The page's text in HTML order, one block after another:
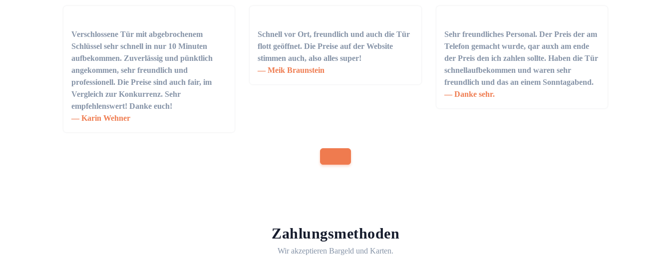
Verschlossene Tür mit abgebrochenem
Schlüssel sehr schnell in nur 10 Minuten
aufbekommen. Zuverlässig und pünktlich
angekommen, sehr freundlich und
professionell. Die Preise sind auch fair, im
Vergleich zur Konkurrenz. Sehr
empfehlenswert! Danke euch!
Karin Wehner
Schnell vor Ort, freundlich und auch die Tür
flott geöffnet. Die Preise auf der Website
stimmen auch, also alles super!
Meik Braunstein
Sehr freundliches Personal. Der Preis der am
Telefon gemacht wurde, qar auxh am ende
der Preis den ich zahlen sollte. Haben die Tür
schnellaufbekommen und waren sehr
freundlich und das an einem Sonntagabend.
Danke sehr.
Zahlungsmethoden
Wir akzeptieren Bargeld und Karten.